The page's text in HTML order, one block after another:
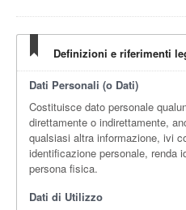
Definizioni e riferimenti
Dati Personali (o Dati)
Costituisce dato personale
direttamente o indirettamente,
qualsiasi altra informazione, ivi
identificazione personale, renda
persona fisica.
Dati di Utilizzo